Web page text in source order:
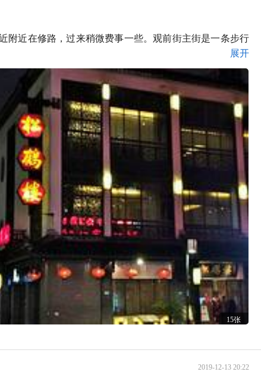
附近在修路，过来稍微费事一些。观前街主街是一条步行
展开
15张
2019-12-13 20:22